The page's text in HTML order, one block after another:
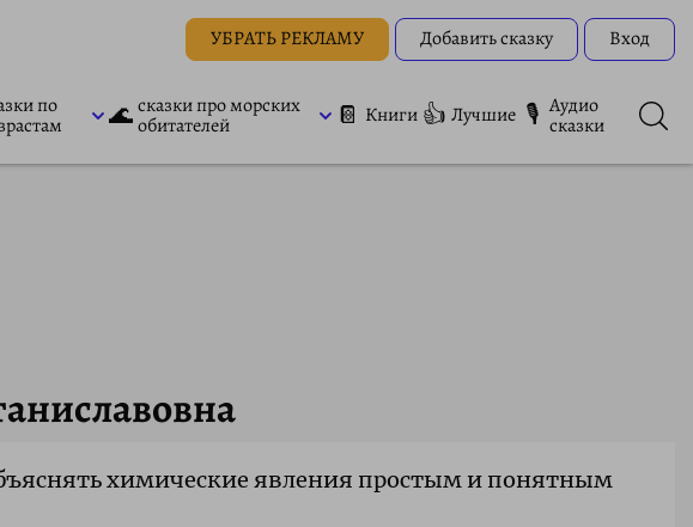
УБРАТЬ РЕКЛАМУ Добавить сказку Вход
по 🌊сказки про морских
обитателей 📔 Книги 👍 Лучшие 🎙 Аудио
сказки
химические явления простым и понятным